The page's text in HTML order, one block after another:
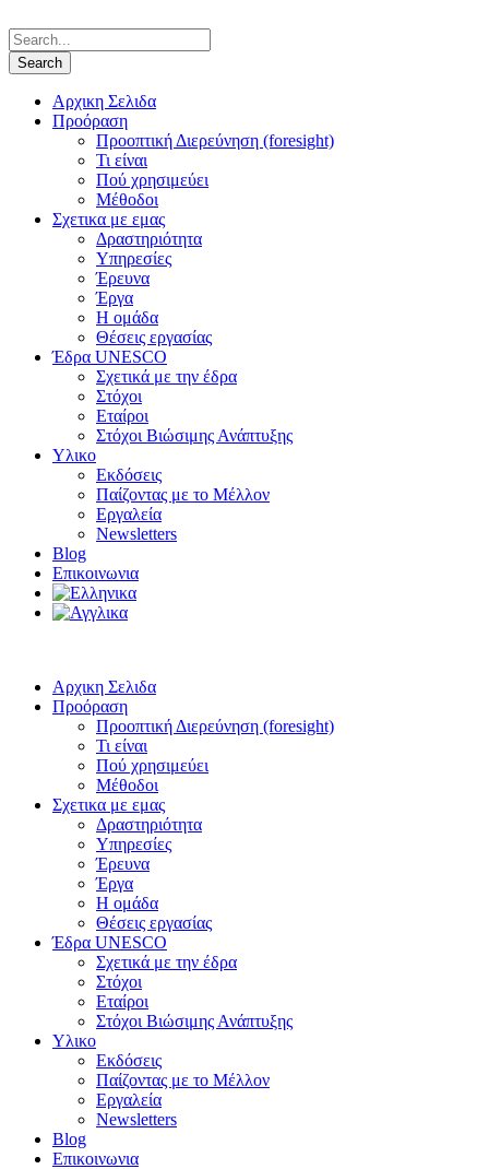
Αρχικη Σελιδα
Προόραση
Προοπτική Διερεύνηση (foresight)
Τι είναι
Πού χρησιμεύει
Μέθοδοι
Σχετικα με εμας
Δραστηριότητα
Υπηρεσίες
Έρευνα
Έργα
Η ομάδα
Θέσεις εργασίας
Έδρα UNESCO
Σχετικά με την έδρα
Στόχοι
Εταίροι
Στόχοι Βιώσιμης Ανάπτυξης
Υλικο
Εκδόσεις
Παίζοντας με το Μέλλον
Εργαλεία
Newsletters
Blog
Επικοινωνια
Αρχικη Σελιδα
Προόραση
Προοπτική Διερεύνηση (foresight)
Τι είναι
Πού χρησιμεύει
Μέθοδοι
Σχετικα με εμας
Δραστηριότητα
Υπηρεσίες
Έρευνα
Έργα
Η ομάδα
Θέσεις εργασίας
Έδρα UNESCO
Σχετικά με την έδρα
Στόχοι
Εταίροι
Στόχοι Βιώσιμης Ανάπτυξης
Υλικο
Εκδόσεις
Παίζοντας με το Μέλλον
Εργαλεία
Newsletters
Blog
Επικοινωνια